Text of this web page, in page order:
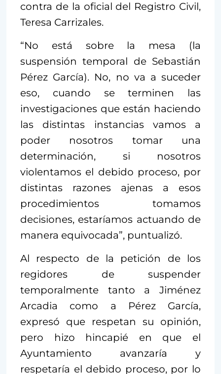
contra de la oficial del Registro Civil,
Teresa Carrizales.
“No está sobre la mesa (la
suspensión temporal de Sebastián
Pérez García). No, no va a suceder
eso, cuando se terminen las
investigaciones que están haciendo
las distintas instancias vamos a
poder nosotros tomar una
determinación, si nosotros
violentamos el debido proceso, por
distintas razones ajenas a esos
procedimientos tomamos
decisiones, estaríamos actuando de
manera equivocada”, puntualizó.
Al respecto de la petición de los
regidores de suspender
temporalmente tanto a Jiménez
Arcadia como a Pérez García,
expresó que respetan su opinión,
pero hizo hincapié en que el
Ayuntamiento avanzaría y
respetaría el debido proceso, por lo